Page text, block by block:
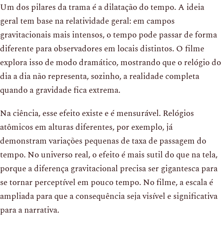
Um dos pilares da trama é a dilatação do tempo. A ideia
geral tem base na relatividade geral: em campos
gravitacionais mais intensos, o tempo pode passar de forma
diferente para observadores em locais distintos. O filme
explora isso de modo dramático, mostrando que o relógio do
dia a dia não representa, sozinho, a realidade completa
quando a gravidade fica extrema.
Na ciência, esse efeito existe e é mensurável. Relógios
atômicos em alturas diferentes, por exemplo, já
demonstram variações pequenas de taxa de passagem do
tempo. No universo real, o efeito é mais sutil do que na tela,
porque a diferença gravitacional precisa ser gigantesca para
se tornar perceptível em pouco tempo. No filme, a escala é
ampliada para que a consequência seja visível e significativa
para a narrativa.